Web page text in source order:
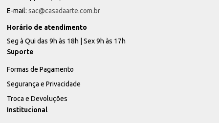
E-mail: sac@casadaarte.com.br
Horário de atendimento
Seg à Qui das 9h às 18h | Sex 9h às 17h
Suporte
Formas de Pagamento
Segurança e Privacidade
Troca e Devoluções
Institucional